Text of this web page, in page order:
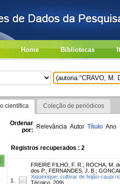
Home Bibliotecas
científica Coleção de periódicos
Ordenar
por: Relevância Autor Título Ano
Registros recuperados : 2
1.
FREIRE FILHO, F. R. ; ROCHA, M.
dos P. ; FERNANDES, J. B. ;
Xiquexique: cultivar de feijão-caupi
Técnico, 209).